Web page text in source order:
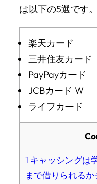
は以下の5選です。
楽天カード
三井住友カード
PayPayカード
JCBカード W
ライフカード
1 キャッシングは
まで借りられる